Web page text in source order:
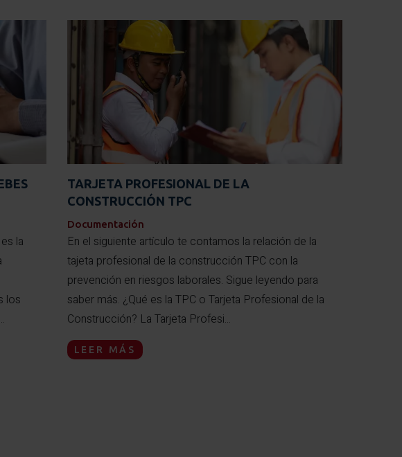
la
los
TARJETA PROFESIONAL DE LA
CONSTRUCCIÓN TPC
Documentación
En el siguiente artículo te contamos la relación de la
tajeta profesional de la construcción TPC con la
prevención en riesgos laborales. Sigue leyendo para
saber más. ¿Qué es la TPC o Tarjeta Profesional de la
Construcción? La Tarjeta Profesi...
LEER MÁS